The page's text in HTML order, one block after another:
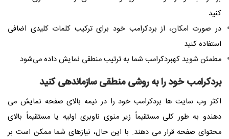
کنید
در صورت امکان، از بردکرامب خود برای ترکیب کلمات کلیدی اضافی
استفاده کنید
مطمئن شوید کهبردکرامب شما به ترتیب منطقی نمایش داده می‌شود
بردکرامب خود را به روشی منطقی سازماندهی کنید
اکثر وب سایت ها بردکرامب خود را در نیمه بالای صفحه نمایش می
دهندو به طور کلی مستقیماً زیر منوی ناوبری اولیه یا مستقیماً بالای
محتوای صفحه قرار می دهند. با این حال، نیازهای شما ممکن است بر